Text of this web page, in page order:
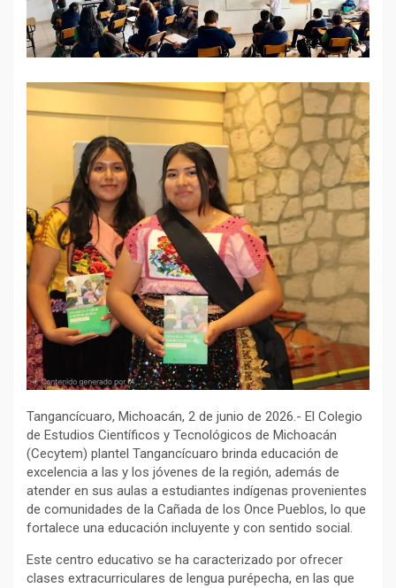
Tangancícuaro, Michoacán, 2 de junio de 2026.- El Colegio
de Estudios Científicos y Tecnológicos de Michoacán
(Cecytem) plantel Tangancícuaro brinda educación de
excelencia a las y los jóvenes de la región, además de
atender en sus aulas a estudiantes indígenas provenientes
de comunidades de la Cañada de los Once Pueblos, lo que
fortalece una educación incluyente y con sentido social.
Este centro educativo se ha caracterizado por ofrecer
clases extracurriculares de lengua purépecha, en las que